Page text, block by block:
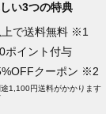
い3つの特典
で送料無料 ※1
ポイント付与
クーポン ※2
1,100円送料がかかります